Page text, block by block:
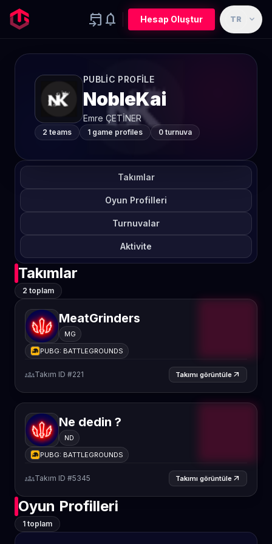
event_upcoming notifications Hesap Oluştur TR expand_more
PUBLIC PROFILE
NobleKai
Emre ÇETİNER
2 teams 1 game profiles 0 turnuva
Takımlar
Oyun Profilleri
Turnuvalar
Aktivite
Takımlar
2 toplam
MeatGrinders
MG
PUBG: BATTLEGROUNDS
groupsTakım ID #221 Takımı görüntüle arrow_outward
Ne dedin ?
ND
PUBG: BATTLEGROUNDS
groupsTakım ID #5345 Takımı görüntüle arrow_outward
Oyun Profilleri
1 toplam